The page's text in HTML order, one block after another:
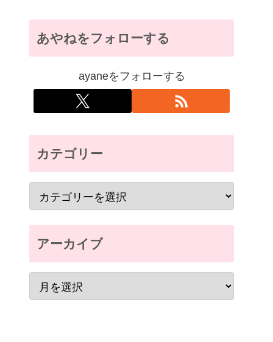
あやねをフォローする
ayaneをフォローする
カテゴリー
アーカイブ